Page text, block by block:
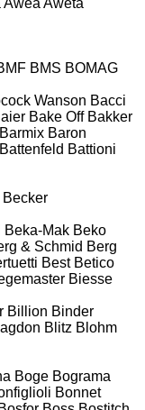
BMS BOMAG
Wanson Bacci
Bake Off Bakker
Barmix Baron
Battenfeld Battioni
Becker
Beka-Mak Beko
& Schmid Berg
Best Betico
Biesse
Billion Binder
Blitz Blohm
Boge Bograma
Bonnet